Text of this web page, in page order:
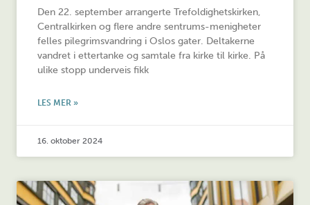
Den 22. september arrangerte Trefoldighetskirken,
Centralkirken og flere andre sentrums-menigheter
felles pilegrimsvandring i Oslos gater. Deltakerne
vandret i ettertanke og samtale fra kirke til kirke. På
ulike stopp underveis fikk
LES MER »
16. oktober 2024